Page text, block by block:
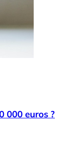
000 euros ?